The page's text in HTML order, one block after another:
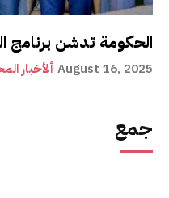
الحكومة تدشن برنامج
ألأخبار August 16, 2025
جمع